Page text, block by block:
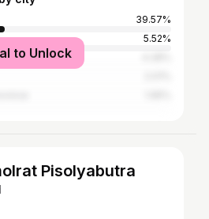
39.57%
5.52%
to Unlock
Pisolyabutra